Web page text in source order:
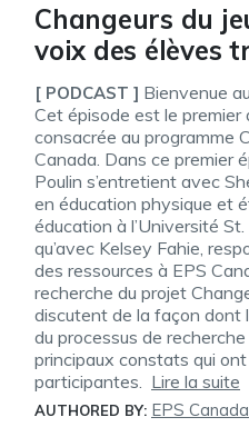
Changeurs du
voix des élèves
communautés
(Le balado
2 Épisode 2)
[ PODCAST ] Bienvenue
Cet épisode est le premier
consacrée au programme
Canada. Dans ce premier
Poulin s’entretient avec
en éducation physique et
éducation à l’Université
qu’avec Kelsey Fahie,
des ressources à EPS
recherche du projet
discutent de la façon dont
du processus de
principaux constats qui
participantes.
Lire la suite
AUTHORED BY: EPS Canada